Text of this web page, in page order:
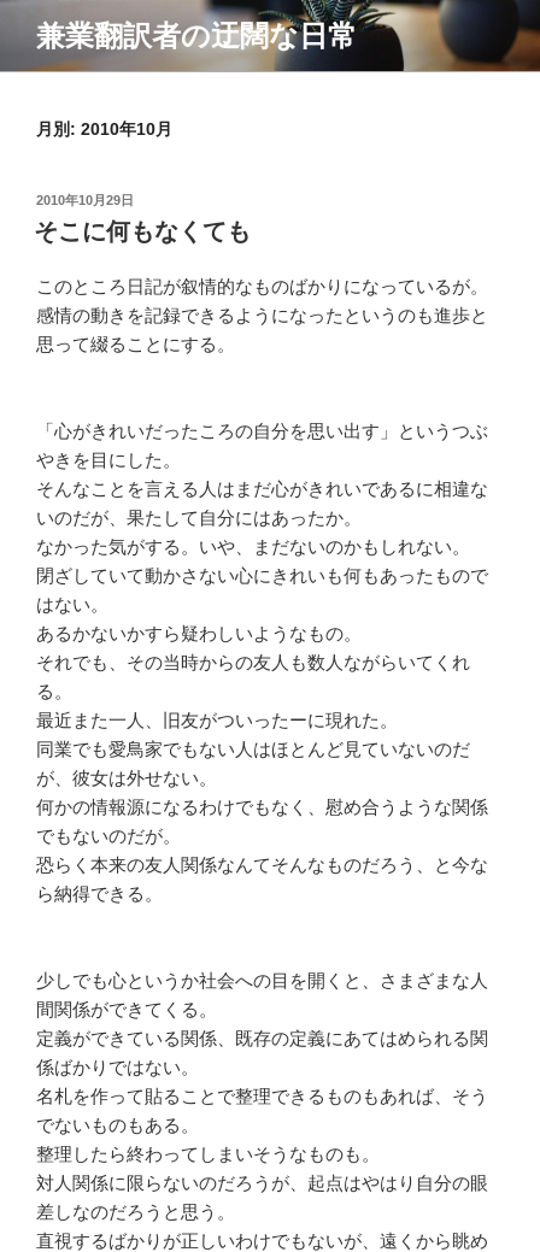
テ
兼業翻訳者の迂闊な日常
月別: 2010年10月
投
稿
日:
2010年10月29日
そこに何もなくても
このところ日記が叙情的なものばかりになっているが。
感情の動きを記録できるようになったというのも進歩と
思って綴ることにする。
「心がきれいだったころの自分を思い出す」というつぶ
やきを目にした。
そんなことを言える人はまだ心がきれいであるに相違な
いのだが、果たして自分にはあったか。
なかった気がする。いや、まだないのかもしれない。
閉ざしていて動かさない心にきれいも何もあったもので
はない。
あるかないかすら疑わしいようなもの。
それでも、その当時からの友人も数人ながらいてくれ
る。
最近また一人、旧友がついったーに現れた。
同業でも愛鳥家でもない人はほとんど見ていないのだ
が、彼女は外せない。
何かの情報源になるわけでもなく、慰め合うような関係
でもないのだが。
恐らく本来の友人関係なんてそんなものだろう、と今な
ら納得できる。
少しでも心というか社会への目を開くと、さまざまな人
間関係ができてくる。
定義ができている関係、既存の定義にあてはめられる関
係ばかりではない。
名札を作って貼ることで整理できるものもあれば、そう
でないものもある。
整理したら終わってしまいそうなものも。
対人関係に限らないのだろうが、起点はやはり自分の眼
差しなのだろうと思う。
直視するばかりが正しいわけでもないが、遠くから眺め